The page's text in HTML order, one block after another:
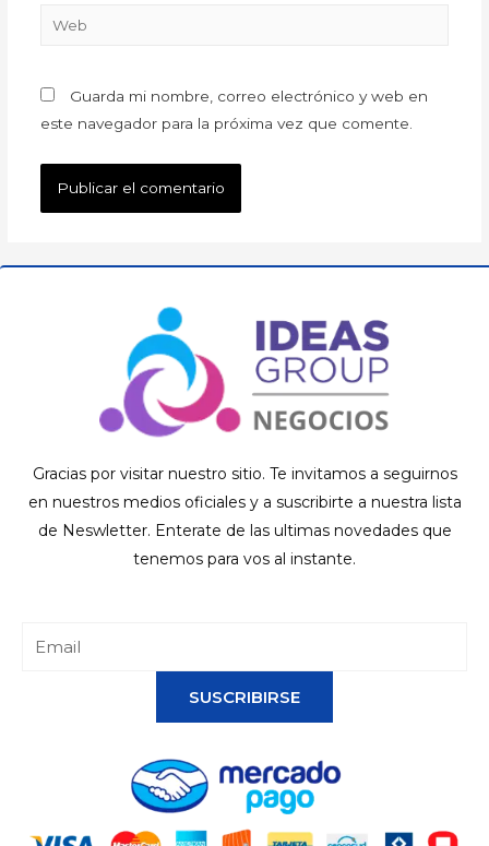
Guarda mi nombre, correo electrónico y web en
este navegador para la próxima vez que comente.
Gracias por visitar nuestro sitio. Te invitamos a seguirnos
en nuestros medios oficiales y a suscribirte a nuestra lista
de Neswletter. Enterate de las ultimas novedades que
tenemos para vos al instante.
SUSCRIBIRSE